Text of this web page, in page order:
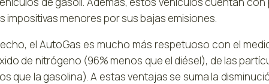
impositivas menores por sus bajas emisiones.
el AutoGas es mucho más respetuoso con el
de nitrógeno (96% menos que el diésel), de las
que la gasolina). A estas ventajas se suma la